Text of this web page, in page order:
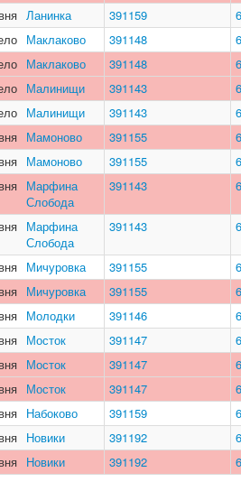
Ланинка 391159
Маклаково 391148
Маклаково 391148
Малинищи 391143
Малинищи 391143
Мамоново 391155
Мамоново 391155
Марфина
Слобода
391143
Марфина
Слобода
391143
Мичуровка 391155
Мичуровка 391155
Молодки 391146
Мосток 391147
Мосток 391147
Мосток 391147
Набоково 391159
Новики 391192
Новики 391192